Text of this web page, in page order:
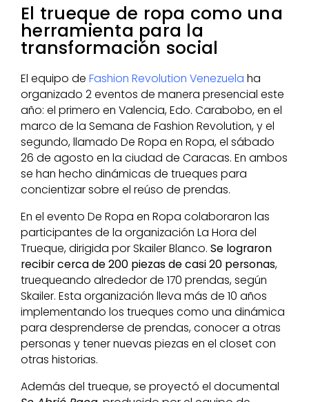
El trueque de ropa como una
herramienta para la
transformación social
El equipo de Fashion Revolution Venezuela ha
organizado 2 eventos de manera presencial este
año: el primero en Valencia, Edo. Carabobo, en el
marco de la Semana de Fashion Revolution, y el
segundo, llamado De Ropa en Ropa, el sábado
26 de agosto en la ciudad de Caracas. En ambos
se han hecho dinámicas de trueques para
concientizar sobre el reúso de prendas.
En el evento De Ropa en Ropa colaboraron las
participantes de la organización La Hora del
Trueque, dirigida por Skailer Blanco. Se lograron
recibir cerca de 200 piezas de casi 20 personas,
truequeando alrededor de 170 prendas, según
Skailer. Esta organización lleva más de 10 años
implementando los trueques como una dinámica
para desprenderse de prendas, conocer a otras
personas y tener nuevas piezas en el closet con
otras historias.
Además del trueque, se proyectó el documental